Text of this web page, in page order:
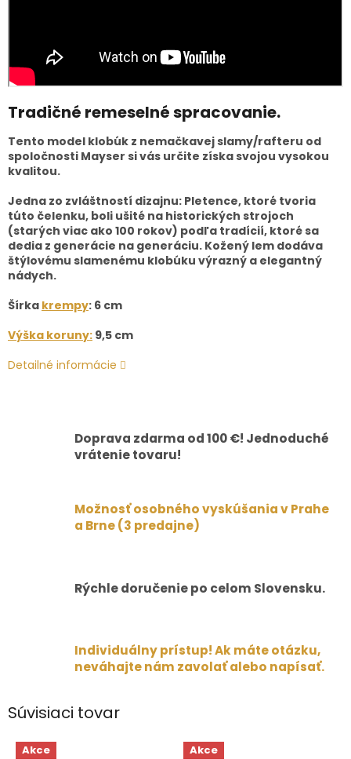
Tradičné remeselné spracovanie.
Tento model klobúk z nemačkavej slamy/rafteru od
spoločnosti Mayser si vás určite získa svojou vysokou
kvalitou.
Jedna zo zvláštností dizajnu: Pletence, ktoré tvoria
túto čelenku, boli ušité na historických strojoch
(starých viac ako 100 rokov) podľa tradícií, ktoré sa
dedia z generácie na generáciu. Kožený lem dodáva
štýlovému slamenému klobúku výrazný a elegantný
nádych.
Šírka krempy: 6 cm
Výška koruny: 9,5 cm
Detailné informácie
Doprava zdarma od 100 €! Jednoduché
vrátenie tovaru!
Možnosť osobného vyskúšania v Prahe
a Brne (3 predajne)
Rýchle doručenie po celom Slovensku.
Individuálny prístup! Ak máte otázku,
neváhajte nám zavolať alebo napísať.
Súvisiaci tovar
Akce Akce